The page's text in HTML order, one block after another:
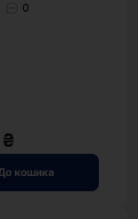
0
кошика